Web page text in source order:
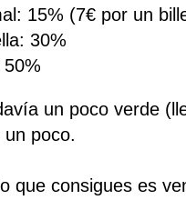
15% (7€ por un
30%
50%
un poco verde
poco.
que consigues es